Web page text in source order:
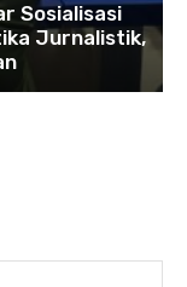
Sosialisasi
Jurnalistik,